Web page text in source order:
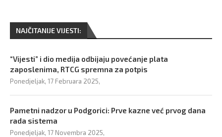
NAJČITANIJE VIJESTI:
“Vijesti” i dio medija odbijaju povećanje plata
zaposlenima, RTCG spremna za potpis
Ponedjeljak, 17 Februara 2025,
Pametni nadzor u Podgorici: Prve kazne već prvog dana
rada sistema
Ponedjeljak, 17 Novembra 2025,